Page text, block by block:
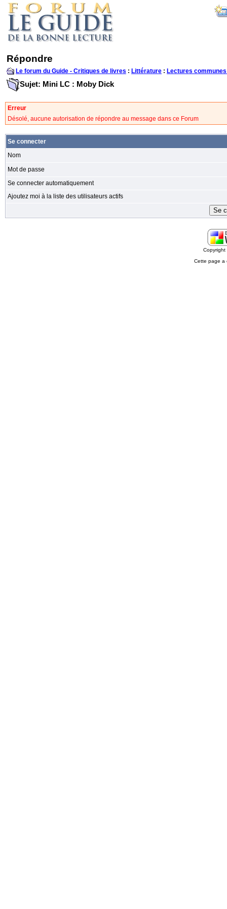
Répondre
Le forum du Guide - Critiques de livres : Littérature : Lectures
Sujet: Mini LC : Moby Dick
Erreur
Désolé, aucune autorisation de répondre au message dans ce Forum
Se connecter
Nom
Mot de passe
Se connecter automatiquement
Ajoutez moi à la liste des utilisateurs actifs
Cette page a